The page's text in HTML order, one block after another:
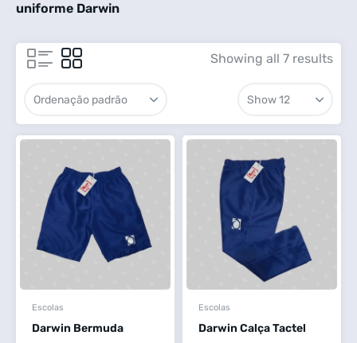
uniforme Darwin
Showing all 7 results
Escolas
Darwin Bermuda
Escolas
Darwin Calça Tactel